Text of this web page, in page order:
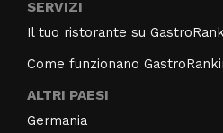
SERVIZI
Il tuo ristorante su
Come funzionano
ALTRI PAESI
Germania